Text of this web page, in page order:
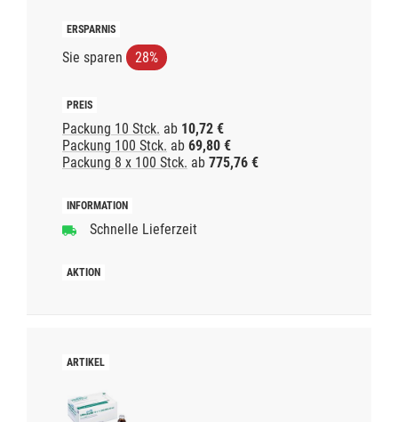
Sie sparen 28%
Packung 10 Stck. ab 10,72 €
Packung 100 Stck. ab 69,80 €
Packung 8 x 100 Stck. ab 775,76 €
Schnelle Lieferzeit